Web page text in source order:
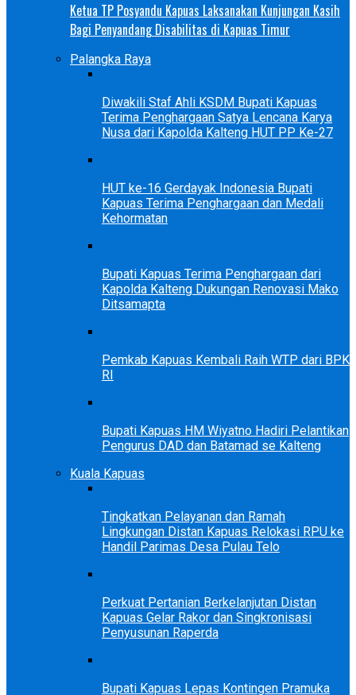
Ketua TP Posyandu Kapuas Laksanakan Kunjungan Kasih
Bagi Penyandang Disabilitas di Kapuas Timur
Palangka Raya
Diwakili Staf Ahli KSDM Bupati Kapuas
Terima Penghargaan Satya Lencana Karya
Nusa dari Kapolda Kalteng HUT PP Ke-27
HUT ke-16 Gerdayak Indonesia Bupati
Kapuas Terima Penghargaan dan Medali
Kehormatan
Bupati Kapuas Terima Penghargaan dari
Kapolda Kalteng Dukungan Renovasi Mako
Ditsamapta
Pemkab Kapuas Kembali Raih WTP dari BPK
RI
Bupati Kapuas HM Wiyatno Hadiri Pelantikan
Pengurus DAD dan Batamad se Kalteng
Kuala Kapuas
Tingkatkan Pelayanan dan Ramah
Lingkungan Distan Kapuas Relokasi RPU ke
Handil Parimas Desa Pulau Telo
Perkuat Pertanian Berkelanjutan Distan
Kapuas Gelar Rakor dan Singkronisasi
Penyusunan Raperda
Bupati Kapuas Lepas Kontingen Pramuka